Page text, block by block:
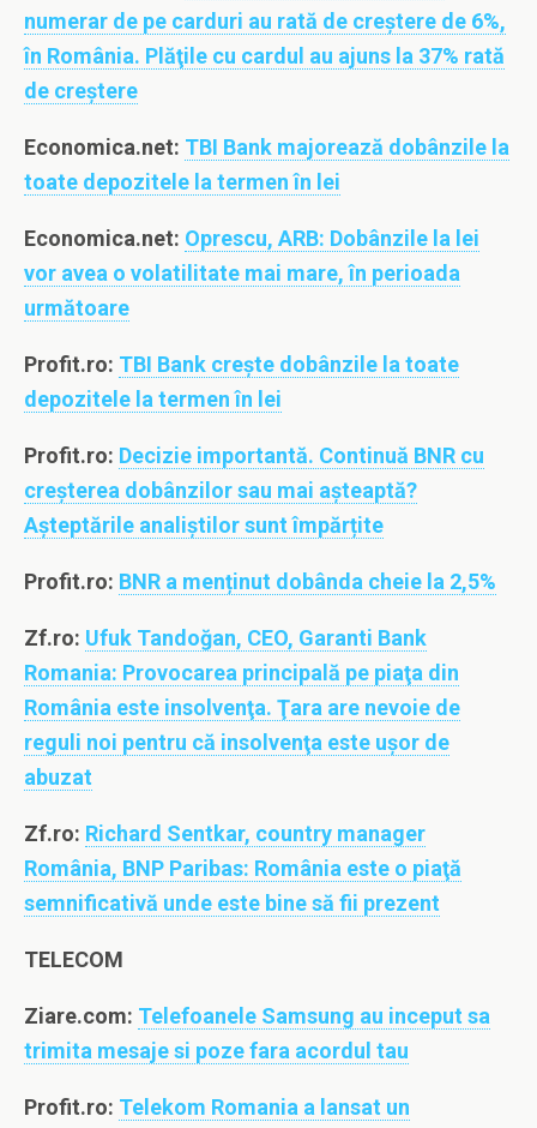
numerar de pe carduri au rată de creştere de 6%,
în România. Plăţile cu cardul au ajuns la 37% rată
de creştere
Economica.net: TBI Bank majorează dobânzile la
toate depozitele la termen în lei
Economica.net: Oprescu, ARB: Dobânzile la lei
vor avea o volatilitate mai mare, în perioada
următoare
Profit.ro: TBI Bank crește dobânzile la toate
depozitele la termen în lei
Profit.ro: Decizie importantă. Continuă BNR cu
creșterea dobânzilor sau mai așteaptă?
Așteptările analiștilor sunt împărțite
Profit.ro: BNR a menținut dobânda cheie la 2,5%
Zf.ro: Ufuk Tandoğan, CEO, Garanti Bank
Romania: Provocarea principală pe piaţa din
România este insolvenţa. Ţara are nevoie de
reguli noi pentru că insolvenţa este uşor de
abuzat
Zf.ro: Richard Sentkar, country manager
România, BNP Paribas: România este o piaţă
semnificativă unde este bine să fii prezent
TELECOM
Ziare.com: Telefoanele Samsung au inceput sa
trimita mesaje si poze fara acordul tau
Profit.ro: Telekom Romania a lansat un